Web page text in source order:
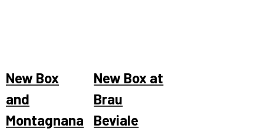
New Box
and
Montagnana
New Box at
Brau
Beviale